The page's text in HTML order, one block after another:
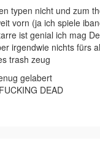
typen nicht und zum
vorn (ja ich spiele
ist genial ich mag
irgendwie nichts fürs
trash zeug
gelabert
DEAD